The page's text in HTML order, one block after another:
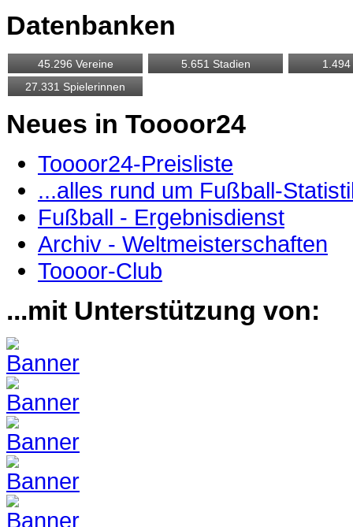
Datenbanken
Neues in Toooor24
Toooor24-Preisliste
...alles rund um Fußball-
Fußball - Ergebnisdienst
Archiv - Weltmeisterschaften
Toooor-Club
...mit Unterstützung von: